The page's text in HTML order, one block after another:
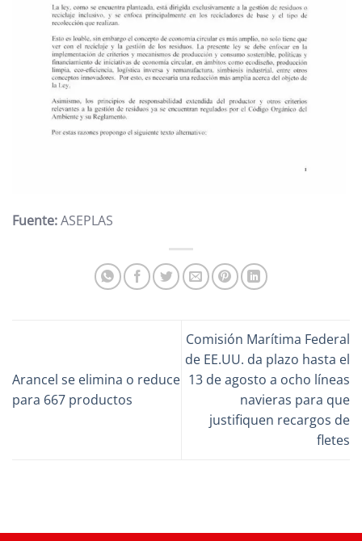
Fuente:ASEPLAS
Arancel se elimina o reduce
para 667 productos
Comisión Marítima Federal
de EE.UU. da plazo hasta el
13 de agosto a ocho líneas
navieras para que
justifiquen recargos de
fletes